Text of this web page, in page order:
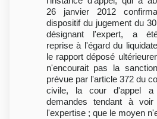
26 janvier 2012
dispositif du jugement du
désignant l'expert, a
reprise à l'égard du
le rapport déposé
n'encourait pas la
prévue par l'article 372 du
civile, la cour d'appel
demandes tendant à
l'expertise ; que le moyen